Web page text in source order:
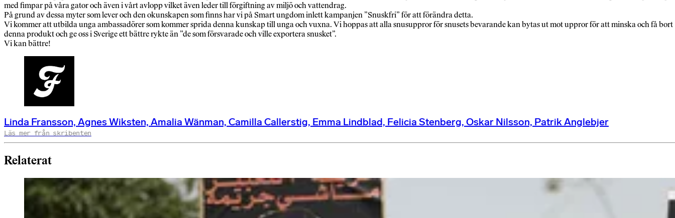
med fimpar på våra gator och även i vårt avlopp vilket även leder till förgiftning av miljö och vattendrag.
På grund av dessa myter som lever och den okunskapen som finns har vi på Smart ungdom inlett kampanjen ”Snuskfri” för att förändra detta.
Vi kommer att utbilda unga ambassadörer som kommer sprida denna kunskap till unga och vuxna. Vi hoppas att alla snusuppror för snusets bevarande kan bytas ut mot uppror för att minska och få bort
denna produkt och ge oss i Sverige ett bättre rykte än ”de som försvarade och ville exportera snusket”.
Vi kan bättre!
Linda Fransson, Agnes Wiksten, Amalia Wänman, Camilla Callerstig, Emma Lindblad, Felicia Stenberg, Oskar Nilsson, Patrik Anglebjer
Läs mer från skribenten
Relaterat